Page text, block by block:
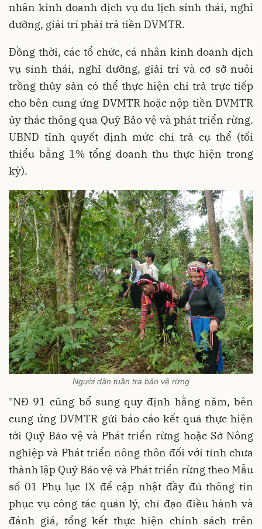
nhân kinh doanh dịch vụ du lịch sinh thái, nghỉ
dưỡng, giải trí phải trả tiền DVMTR.
Đồng thời, các tổ chức, cá nhân kinh doanh dịch
vụ sinh thái, nghỉ dưỡng, giải trí và cơ sở nuôi
trồng thủy sản có thể thực hiện chi trả trực tiếp
cho bên cung ứng DVMTR hoặc nộp tiền DVMTR
ủy thác thông qua Quỹ Bảo vệ và phát triển rừng.
UBND tỉnh quyết định mức chi trả cụ thể (tối
thiểu bằng 1% tổng doanh thu thực hiện trong
kỳ).
Người dân tuần tra bảo vệ rừng
"NĐ 91 cũng bổ sung quy định hằng năm, bên
cung ứng DVMTR gửi báo cáo kết quả thực hiện
tới Quỹ Bảo vệ và Phát triển rừng hoặc Sở Nông
nghiệp và Phát triển nông thôn đối với tỉnh chưa
thành lập Quỹ Bảo vệ và Phát triển rừng theo Mẫu
số 01 Phụ lục IX để cập nhật đầy đủ thông tin
phục vụ công tác quản lý, chỉ đạo điều hành và
đánh giá, tổng kết thực hiện chính sách trên